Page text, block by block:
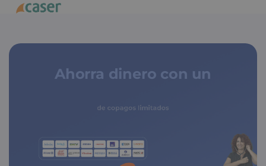
Ahorra dinero con un
de copagos limitados